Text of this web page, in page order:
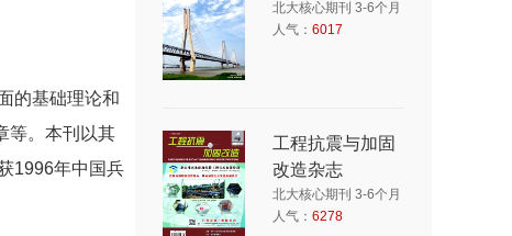
的基础理论和
等。本刊以其
1996年中国兵
北大核心期刊 3-6个月
人气： 6017
工程抗震与加固
改造杂志
北大核心期刊 3-6个月
人气： 6278